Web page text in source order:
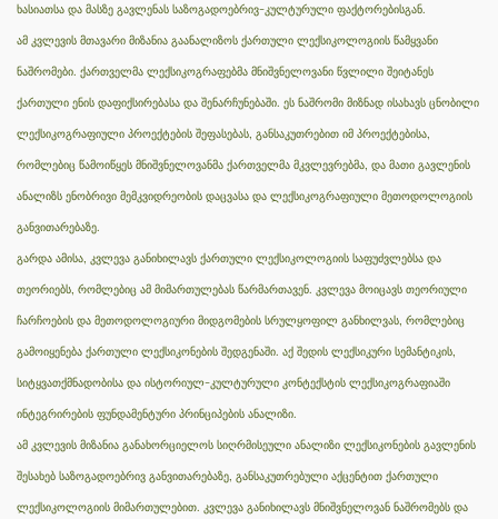
ხასიათსა და მასზე გავლენას საზოგადოებრივ-კულტურული ფაქტორებისგან.
ამ კვლევის მთავარი მიზანია გაანალიზოს ქართული ლექსიკოლოგიის წამყვანი
ნაშრომები. ქართველმა ლექსიკოგრაფებმა მნიშვნელოვანი წვლილი შეიტანეს
ქართული ენის დაფიქსირებასა და შენარჩუნებაში. ეს ნაშრომი მიზნად ისახავს ცნობილი
ლექსიკოგრაფიული პროექტების შეფასებას, განსაკუთრებით იმ პროექტებისა,
რომლებიც წამოიწყეს მნიშვნელოვანმა ქართველმა მკვლევრებმა, და მათი გავლენის
ანალიზს ენობრივი მემკვიდრეობის დაცვასა და ლექსიკოგრაფიული მეთოდოლოგიის
განვითარებაზე.
გარდა ამისა, კვლევა განიხილავს ქართული ლექსიკოლოგიის საფუძვლებსა და
თეორიებს, რომლებიც ამ მიმართულებას წარმართავენ. კვლევა მოიცავს თეორიული
ჩარჩოების და მეთოდოლოგიური მიდგომების სრულყოფილ განხილვას, რომლებიც
გამოიყენება ქართული ლექსიკონების შედგენაში. აქ შედის ლექსიკური სემანტიკის,
სიტყვათქმნადობისა და ისტორიულ-კულტურული კონტექსტის ლექსიკოგრაფიაში
ინტეგრირების ფუნდამენტური პრინციპების ანალიზი.
ამ კვლევის მიზანია განახორციელოს სიღრმისეული ანალიზი ლექსიკონების გავლენის
შესახებ საზოგადოებრივ განვითარებაზე, განსაკუთრებული აქცენტით ქართული
ლექსიკოლოგიის მიმართულებით. კვლევა განიხილავს მნიშვნელოვან ნაშრომებს და